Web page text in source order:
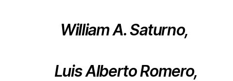
William A. Saturno,
Luis Alberto Romero,